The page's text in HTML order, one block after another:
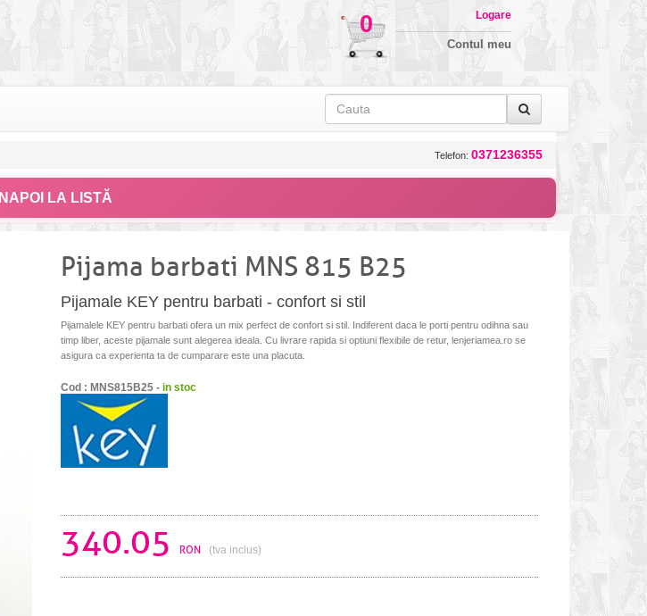
0 Logare
Contul meu
Telefon: 0371236355
ÎNAPOI LA LISTĂ
Pijama barbati MNS 815 B25
Pijamale KEY pentru barbati - confort si stil
Pijamalele KEY pentru barbati ofera un mix perfect de confort si stil. Indiferent daca le porti pentru odihna sau
timp liber, aceste pijamale sunt alegerea ideala. Cu livrare rapida si optiuni flexibile de retur, lenjeriamea.ro se
asigura ca experienta ta de cumparare este una placuta.
Cod : MNS815B25 - in stoc
340.05 RON (tva inclus)